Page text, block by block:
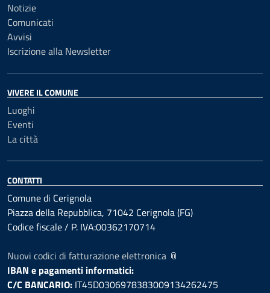
Notizie
Comunicati
Avvisi
Iscrizione alla Newsletter
VIVERE IL COMUNE
Luoghi
Eventi
La città
CONTATTI
Comune di Cerignola
Piazza della Repubblica, 71042 Cerignola (FG)
Codice fiscale / P. IVA:00362170714
Nuovi codici di fatturazione elettronica 📎
IBAN e pagamenti informatici:
C/C BANCARIO: IT45D0306978383009134262475